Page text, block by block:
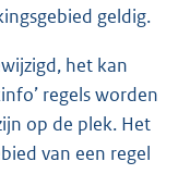
geldig.
het kan
regels worden
op de plek. Het
van een regel